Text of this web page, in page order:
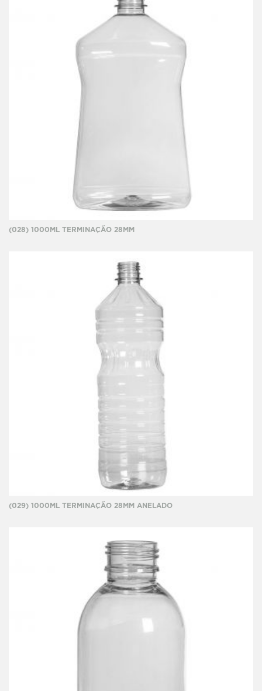
(028) 1000ML TERMINAÇÃO 28MM
(029) 1000ML TERMINAÇÃO 28MM ANELADO